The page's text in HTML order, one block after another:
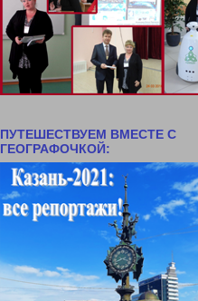
ПУТЕШЕСТВУЕМ ВМЕСТЕ С
ГЕОГРАФОЧКОЙ: